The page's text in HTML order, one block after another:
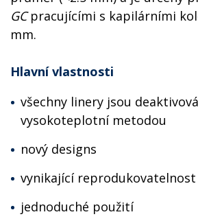
GCpracujícími s kapilárními
mm.
Hlavní vlastnosti
všechny linery jsou
vysokoteplotní metodou
nový designs
vynikající reprodukovatelnost
jednoduché použití